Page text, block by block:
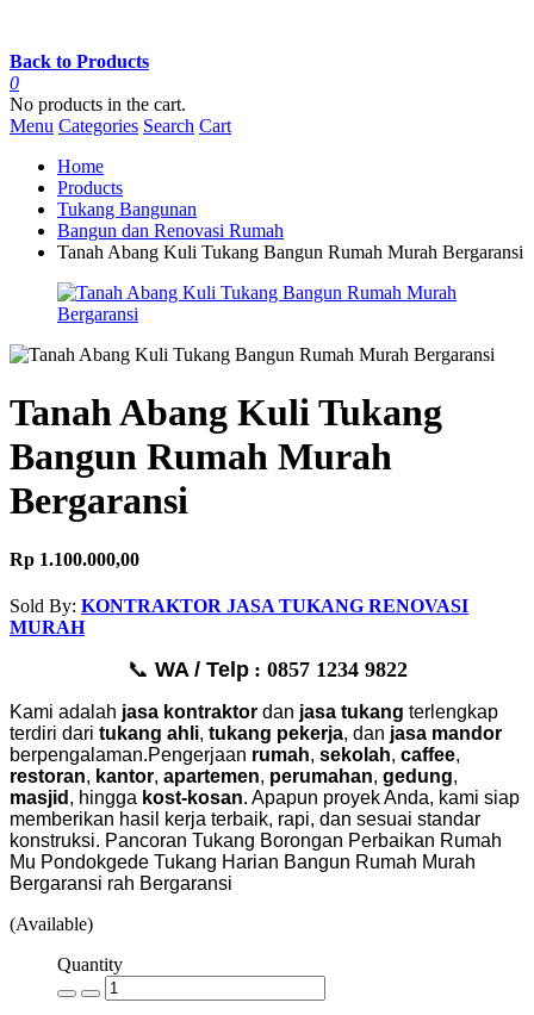
Back to Products
0
No products in the cart.
Menu Categories Search Cart
Home
Products
Tukang Bangunan
Bangun dan Renovasi Rumah
Tanah Abang Kuli Tukang Bangun Rumah Murah Bergaransi
Tanah Abang Kuli Tukang
Bangun Rumah Murah
Bergaransi
Rp 1.100.000,00
Sold By: KONTRAKTOR JASA TUKANG RENOVASI
MURAH
📞 WA / Telp : 0857 1234 9822
Kami adalah jasa kontraktor dan jasa tukang terlengkap
terdiri dari tukang ahli, tukang pekerja, dan jasa mandor
berpengalaman.Pengerjaan rumah, sekolah, caffee,
restoran, kantor, apartemen, perumahan, gedung,
masjid , hingga kost-kosan. Apapun proyek Anda, kami siap
memberikan hasil kerja terbaik, rapi, dan sesuai standar
konstruksi. Pancoran Tukang Borongan Perbaikan Rumah
Mu Pondokgede Tukang Harian Bangun Rumah Murah
Bergaransi rah Bergaransi
(Available)
Quantity